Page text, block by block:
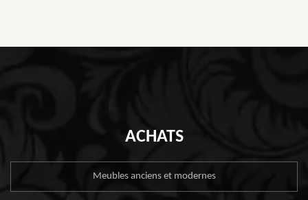
ACHATS
Meubles anciens et modernes